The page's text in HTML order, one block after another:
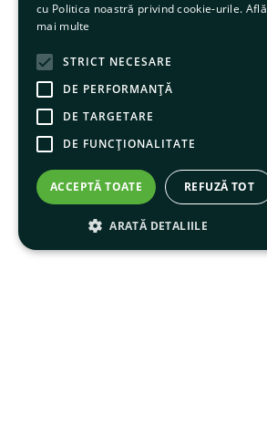
cu Politica noastră privind cookie-urile. Află
mai multe
STRICT NECESARE
DE PERFORMANȚĂ
DE TARGETARE
DE FUNCŢIONALITATE
ACCEPTĂ TOATE REFUZĂ TOT
ARATĂ DETALIILE